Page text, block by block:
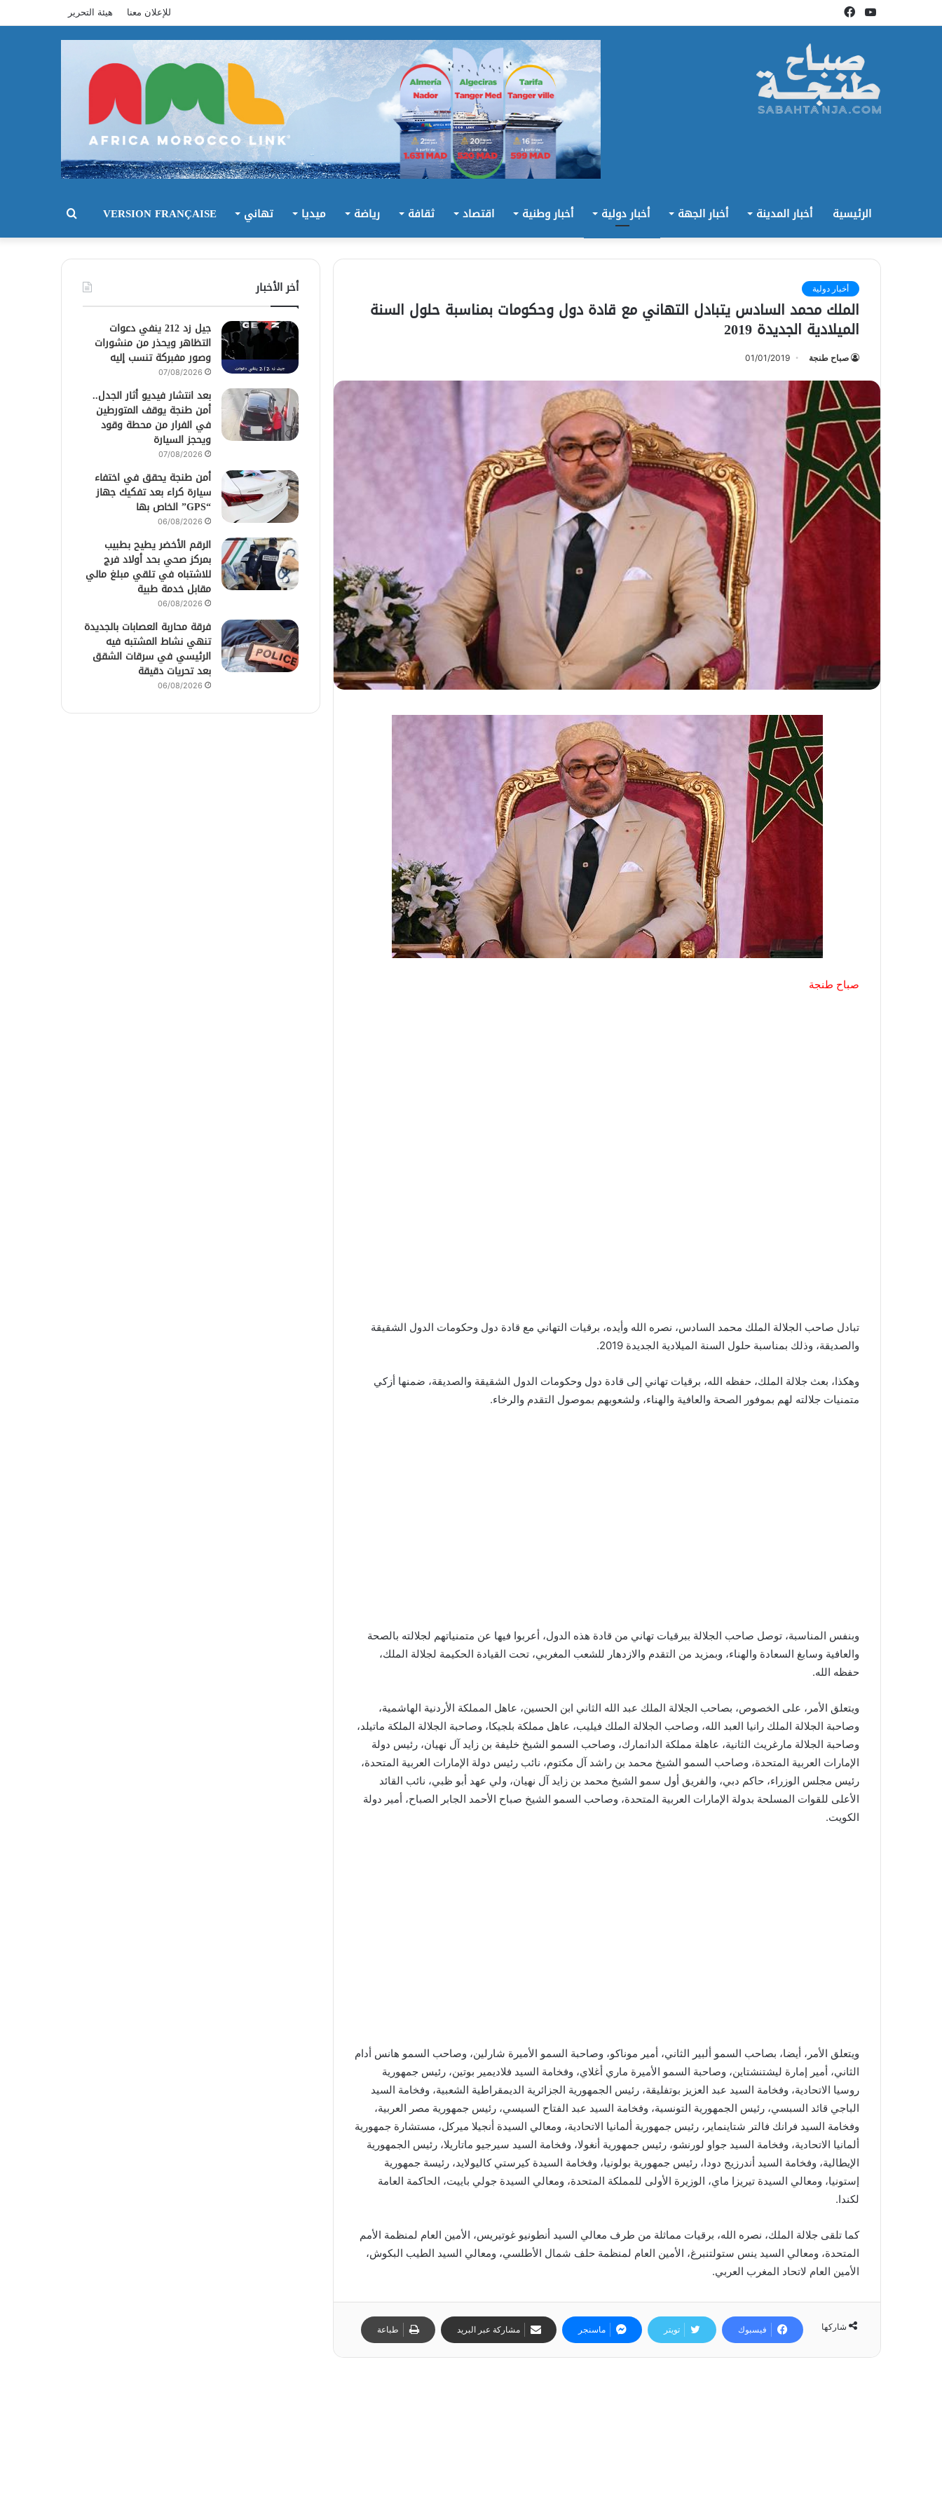
فيسبوكيوتيوب للإعلان معنا هيئة التحرير
الرئيسية أخبار المدينة أخبار الجهة أخبار دولية أخبار وطنية اقتصاد ثقافة رياضة ميديا تهاني VERSION FRANÇAISE بحث
أخبار دولية
الملك محمد السادس يتبادل التهاني مع قادة دول وحكومات بمناسبة حلول السنة
الميلادية الجديدة 2019
صباح طنجة 01/01/2019
صباح طنجة
تبادل صاحب الجلالة الملك محمد السادس، نصره الله وأيده، برقيات التهاني مع قادة دول وحكومات الدول الشقيقة
والصديقة، وذلك بمناسبة حلول السنة الميلادية الجديدة 2019.
وهكذا، بعث جلالة الملك، حفظه الله، برقيات تهاني إلى قادة دول وحكومات الدول الشقيقة والصديقة، ضمنها أزكي
متمنيات جلالته لهم بموفور الصحة والعافية والهناء، ولشعوبهم بموصول التقدم والرخاء.
وبنفس المناسبة، توصل صاحب الجلالة ببرقيات تهاني من قادة هذه الدول، أعربوا فيها عن متمنياتهم لجلالته بالصحة
والعافية وسابغ السعادة والهناء، وبمزيد من التقدم والازدهار للشعب المغربي، تحت القيادة الحكيمة لجلالة الملك،
حفظه الله.
ويتعلق الأمر، على الخصوص، بصاحب الجلالة الملك عبد الله الثاني ابن الحسين، عاهل المملكة الأردنية الهاشمية،
وصاحبة الجلالة الملك رانيا العبد الله، وصاحب الجلالة الملك فيليب، عاهل مملكة بلجيكا، وصاحبة الجلالة الملكة ماتيلد،
وصاحبة الجلالة مارغريث الثانية، عاهلة مملكة الدانمارك، وصاحب السمو الشيخ خليفة بن زايد آل نهيان، رئيس دولة
الإمارات العربية المتحدة، وصاحب السمو الشيخ محمد بن راشد آل مكتوم، نائب رئيس دولة الإمارات العربية المتحدة،
رئيس مجلس الوزراء، حاكم دبي، والفريق أول سمو الشيخ محمد بن زايد آل نهيان، ولي عهد أبو ظبي، نائب القائد
الأعلى للقوات المسلحة بدولة الإمارات العربية المتحدة، وصاحب السمو الشيخ صباح الأحمد الجابر الصباح، أمير دولة
الكويت.
ويتعلق الأمر، أيضا، بصاحب السمو ألبير الثاني، أمير موناكو، وصاحبة السمو الأميرة شارلين، وصاحب السمو هانس أدام
الثاني، أمير إمارة ليشتنشتاين، وصاحبة السمو الأميرة ماري أغلاي، وفخامة السيد فلاديمير بوتين، رئيس جمهورية
روسيا الاتحادية، وفخامة السيد عبد العزيز بوتفليقة، رئيس الجمهورية الجزائرية الديمقراطية الشعبية، وفخامة السيد
الباجي قائد السبسي، رئيس الجمهورية التونسية، وفخامة السيد عبد الفتاح السيسي، رئيس جمهورية مصر العربية،
وفخامة السيد فرانك فالتر شتاينماير، رئيس جمهورية ألمانيا الاتحادية، ومعالي السيدة أنجيلا ميركل، مستشارة جمهورية
ألمانيا الاتحادية، وفخامة السيد جواو لورنشو، رئيس جمهورية أنغولا، وفخامة السيد سيرجيو ماتاريلا، رئيس الجمهورية
الإيطالية، وفخامة السيد أندرزيج دودا، رئيس جمهورية بولونيا، وفخامة السيدة كيرستي كاليولايد، رئيسة جمهورية
إستونيا، ومعالي السيدة تيريزا ماي، الوزيرة الأولى للمملكة المتحدة، ومعالي السيدة جولي باييت، الحاكمة العامة
لكندا.
كما تلقى جلالة الملك، نصره الله، برقيات مماثلة من طرف معالي السيد أنطونيو غوتيريس، الأمين العام لمنظمة الأمم
المتحدة، ومعالي السيد ينس ستولتنبرغ، الأمين العام لمنظمة حلف شمال الأطلسي، ومعالي السيد الطيب البكوش،
الأمين العام لاتحاد المغرب العربي.
شاركها فيسبوك تويتر ماسنجر مشاركة عبر البريد طباعة
أخر الأخبار
جيل زد 212 ينفي دعوات
التظاهر ويحذر من منشورات
وصور مفبركة تنسب إليه
07/08/2026
بعد انتشار فيديو أثار الجدل..
أمن طنجة يوقف المتورطين
في الفرار من محطة وقود
ويحجز السيارة
07/08/2026
أمن طنجة يحقق في اختفاء
سيارة كراء بعد تفكيك جهاز
“GPS” الخاص بها
06/08/2026
الرقم الأخضر يطيح بطبيب
بمركز صحي بحد أولاد فرج
للاشتباه في تلقي مبلغ مالي
مقابل خدمة طبية
06/08/2026
فرقة محاربة العصابات بالجديدة
تنهي نشاط المشتبه فيه
الرئيسي في سرقات الشقق
بعد تحريات دقيقة
06/08/2026